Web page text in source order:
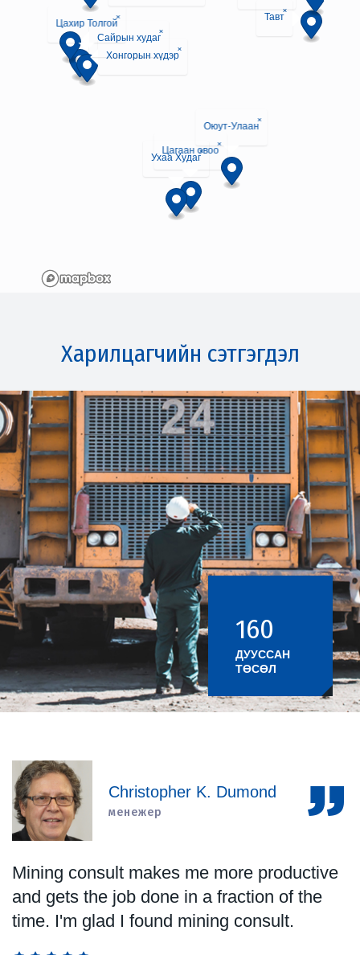
Хонгорын хүдэр
×
Цахир Толгой
×
Оюут-Улаан
×
Тавт
×
Цагаан овоо
×
Ухаа Худаг
×
Сайрын худаг
×
Харилцагчийн сэтгэгдэл
160
ДУУССАН
ТӨСӨЛ
Christopher K. Dumond
менежер
Mining consult makes me more productive
and gets the job done in a fraction of the
time. I'm glad I found mining consult.